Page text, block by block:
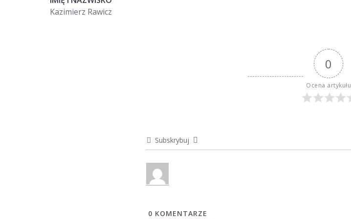
Kazimierz Rawicz
0
Ocena artykułu
Subskrybuj
0 KOMENTARZE